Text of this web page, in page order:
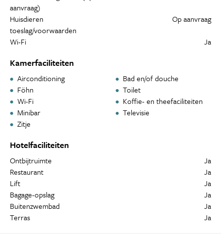
aanvraag)
Huisdieren
toeslag/voorwaarden
Op aanvraag
Wi-Fi Ja
Kamerfaciliteiten
Airconditioning
Bad en/of douche
Föhn
Toilet
Wi-Fi
Koffie- en theefaciliteiten
Minibar
Televisie
Zitje
Hotelfaciliteiten
Ontbijtruimte
Ja
Restaurant
Ja
Lift
Ja
Bagage-opslag
Ja
Buitenzwembad
Ja
Terras
Ja